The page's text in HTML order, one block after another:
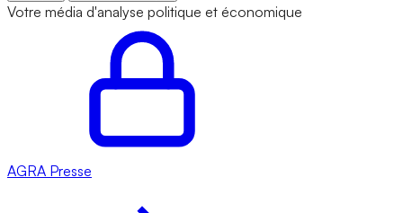
Votre média d'analyse politique et économique
AGRA Presse